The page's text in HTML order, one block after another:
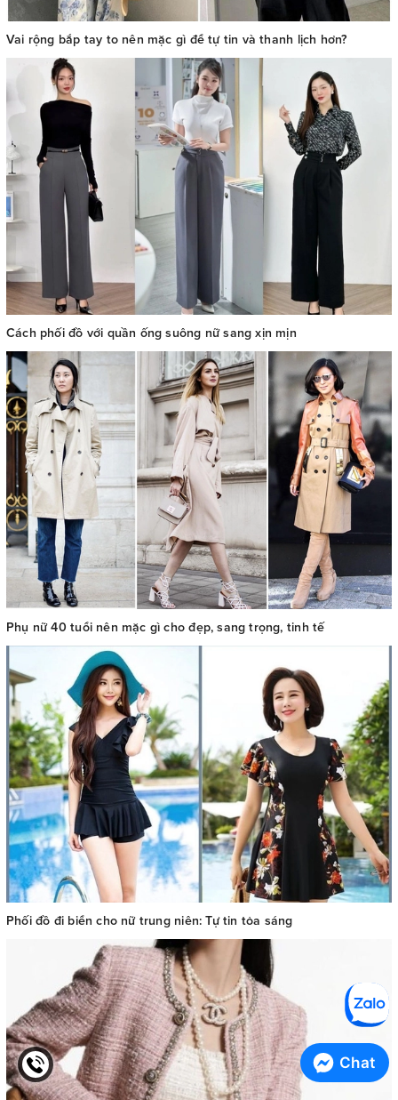
Vai rộng bắp tay to nên mặc gì để tự tin và thanh lịch hơn?
Cách phối đồ với quần ống suông nữ sang xịn mịn
Phụ nữ 40 tuổi nên mặc gì cho đẹp, sang trọng, tinh tế
Phối đồ đi biển cho nữ trung niên: Tự tin tỏa sáng
Chat